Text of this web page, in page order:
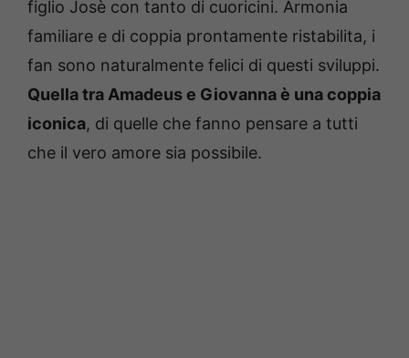
figlio Josè con tanto di cuoricini. Armonia
familiare e di coppia prontamente ristabilita, i
fan sono naturalmente felici di questi sviluppi.
Quella tra Amadeus e Giovanna è una coppia
iconica, di quelle che fanno pensare a tutti
che il vero amore sia possibile.